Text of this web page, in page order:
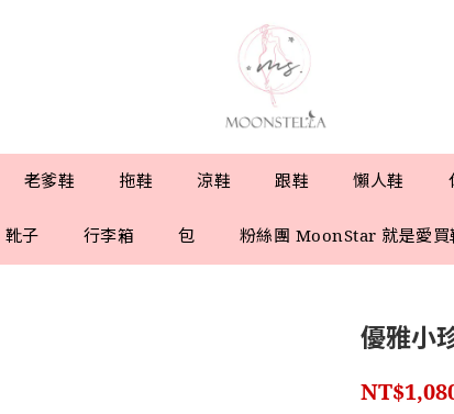
老爹鞋 拖鞋 涼鞋 跟鞋 懶人鞋
靴子 行李箱 包 粉絲團 MoonStar 就是愛買
優雅小